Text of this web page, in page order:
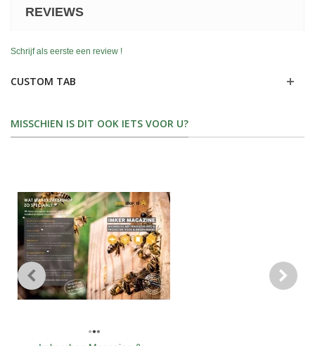
REVIEWS
Schrijf als eerste een review !
CUSTOM TAB
MISSCHIEN IS DIT OOK IETS VOOR U?